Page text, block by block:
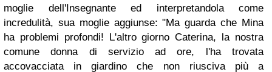
moglie dell'Insegnante ed interpretandola come
incredulità, sua moglie aggiunse: "Ma guarda che Mina
ha problemi profondi! L'altro giorno Caterina, la nostra
comune donna di servizio ad ore, l'ha trovata
accovacciata in giardino che non riusciva più a